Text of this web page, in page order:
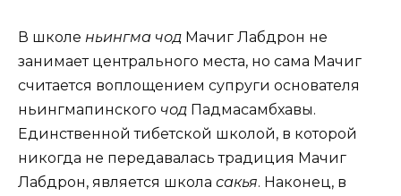
В школе ньингма чод Мачиг Лабдрон не
занимает центрального места, но сама Мачиг
считается воплощением супруги основателя
ньингмапинского чод Падмасамбхавы.
Единственной тибетской школой, в которой
никогда не передавалась традиция Мачиг
Лабдрон, является школа сакья. Наконец, в